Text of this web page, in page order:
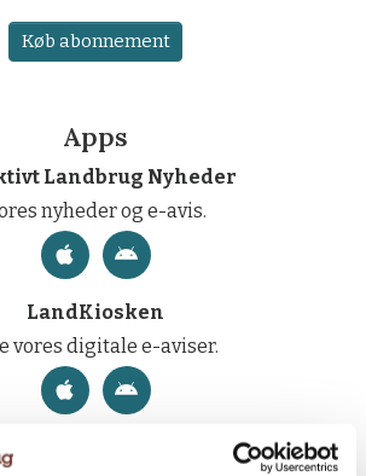
Køb abonnement
Apps
Landbrug Nyheder
nyheder og e-avis.
LandKiosken
vores digitale e-aviser.